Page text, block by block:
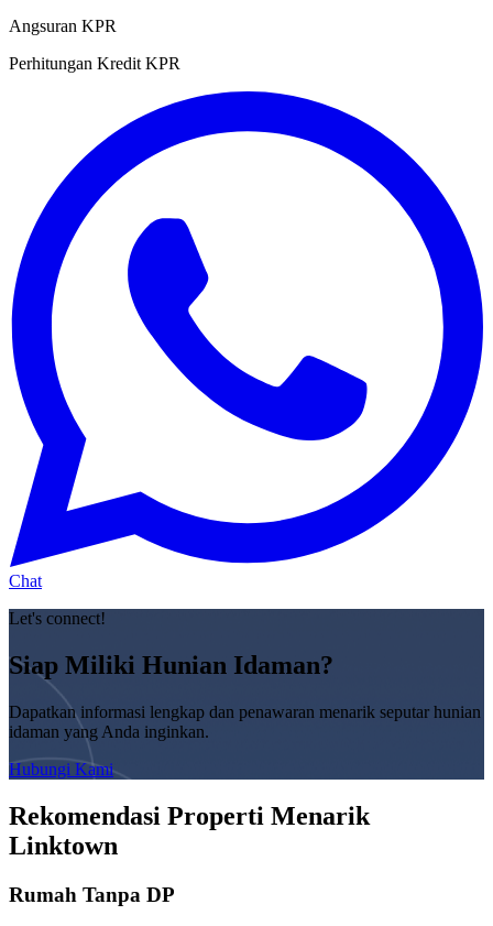
Angsuran KPR
Perhitungan Kredit KPR
Chat
Let's connect!
Siap Miliki Hunian Idaman?
Dapatkan informasi lengkap dan penawaran menarik seputar hunian
idaman yang Anda inginkan.
Hubungi Kami
Rekomendasi Properti Menarik
Linktown
Rumah Tanpa DP